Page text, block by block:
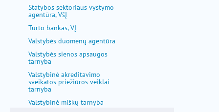
Statybos sektoriaus vystymo
agentūra, VšĮ
Turto bankas, VĮ
Valstybės duomenų agentūra
Valstybės sienos apsaugos
tarnyba
Valstybinė akreditavimo
sveikatos priežiūros veiklai
tarnyba
Valstybinė miškų tarnyba